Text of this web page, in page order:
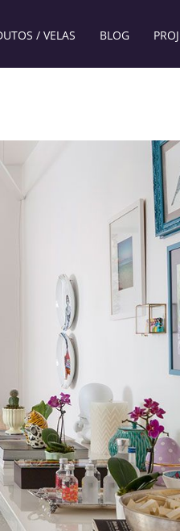
/ VELAS BLOG